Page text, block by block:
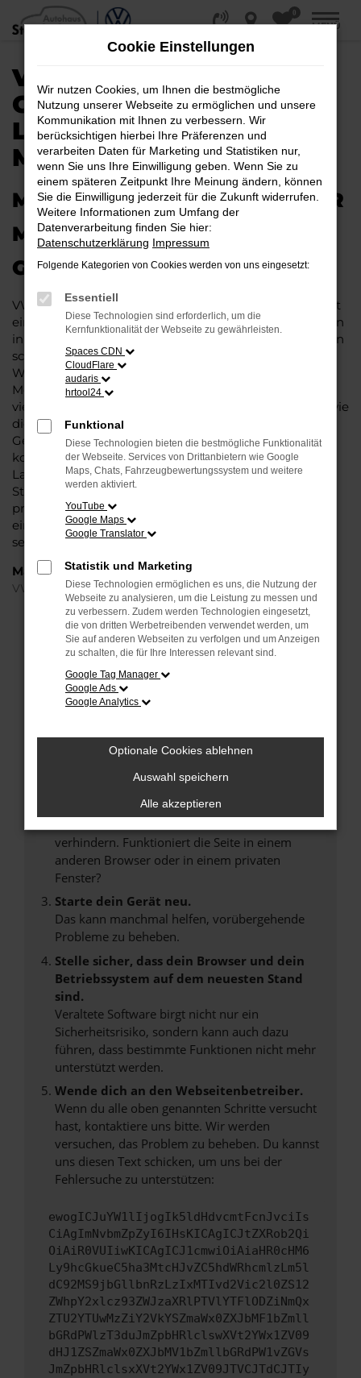
Zum
Hauptinhalt
0
MENÜ
VW ID.5
GEBRAUCHTWAGEN |
LIEFERSERVICE NACH
MÜNSTER
MIT RABATT DURCH MÜNSTER
MIT DEM VW ID.5
GEBRAUCHTWAGEN
VW ID.5 Gebrauchtwagen liegen im Trend und das hat
einen vergleichsweise einfachen Grund. Ob für Fahrten
in und um Münster oder längere Strecken: es existieren
schlichtweg kaum Fahrzeuge, die diesem Modell das
Wasser reichen können. Die Qualität steht in jeder
Modellgeneration außer Frage. Hinzu kommen die
vielfältigen Möglichkeiten einer Individualisierung sowie
die zahlreichen Assistenzsysteme. Ein VW ID.5
Gebrauchtwagen für Münster ist ein Fahrzeug, wie es
kompletter nicht sein könnte und überzeugt durch
Langlebigkeit und einen sehr soliden Werterhalt. Bei
Steinböhmer kommt hinzu, dass Sie sich über einen
preislichen Nachlass freuen dürfen und beim Kauf auf
ein Unternehmen mit mehr als 80 Jahren Erfahrung
setzen.
Marken
VW
FEHLER: NETWORK ERROR
Hier sind ein paar Tipps, die dir helfen können:
Überprüfe deine Firewall und deine
Laden andere Webseiten, zum Beispiel deine
Prüfe deine Browsererweiterungen.
Manche Erweiterungen, wie Werbeblocker,
verhindern. Funktioniert die Seite in einem
anderen Browser oder in einem privaten
Fenster?
Starte dein Gerät neu.
Das kann manchmal helfen, vorübergehende
Probleme zu beheben.
Stelle sicher, dass dein Browser und dein
Betriebssystem auf dem neuesten Stand
sind.
Veraltete Software birgt nicht nur ein
Sicherheitsrisiko, sondern kann auch dazu
führen, dass bestimmte Funktionen nicht mehr
unterstützt werden.
Wende dich an den Webseitenbetreiber.
Wenn du alle oben genannten Schritte versucht
hast, kontaktiere uns bitte. Wir werden
versuchen, das Problem zu beheben. Du kannst
uns diesen Text schicken, um uns bei der
Fehlersuche zu unterstützen:
ewogICJuYW1lIjogIk5ldHdvcmtFcnJvciIs
CiAgImNvbmZpZyI6IHsKICAgICJtZXRob2Qi
OiAiR0VUIiwKICAgICJ1cmwiOiAiaHR0cHM6
Ly9hcGkueC5ha3MtcHJvZC5hdWRhcmlzLm5l
dC92MS9jbGllbnRzLzIxMTIvd2Vic2l0ZS12
ZWhpY2xlcz93ZWJzaXRlPTVlYTFlODZiNmQx
ZTU2YTUwMzZiY2VkYSZmaWx0ZXJbMF1bZmll
bGRdPWlzT3duJmZpbHRlclswXVt2YWx1ZV09
dHJ1ZSZmaWx0ZXJbMV1bZmllbGRdPW1vZGVs
JmZpbHRlclsxXVt2YWx1ZV09JTVCJTdCJTIy
Cookie Einstellungen
Wir nutzen Cookies, um Ihnen die bestmögliche
Nutzung unserer Webseite zu ermöglichen und unsere
Kommunikation mit Ihnen zu verbessern. Wir
berücksichtigen hierbei Ihre Präferenzen und
verarbeiten Daten für Marketing und Statistiken nur,
wenn Sie uns Ihre Einwilligung geben. Wenn Sie zu
einem späteren Zeitpunkt Ihre Meinung ändern, können
Sie die Einwilligung jederzeit für die Zukunft widerrufen.
Weitere Informationen zum Umfang der
Datenverarbeitung finden Sie hier:
Datenschutzerklärung Impressum
Folgende Kategorien von Cookies werden von uns eingesetzt:
Essentiell
Diese Technologien sind erforderlich, um die
Kernfunktionalität der Webseite zu gewährleisten.
Spaces CDN
CloudFlare
audaris
hrtool24
Funktional
Diese Technologien bieten die bestmögliche Funktionalität
der Webseite. Services von Drittanbietern wie Google
Maps, Chats, Fahrzeugbewertungssystem und weitere
werden aktiviert.
YouTube
Google Maps
Google Translator
Statistik und Marketing
Diese Technologien ermöglichen es uns, die Nutzung der
Webseite zu analysieren, um die Leistung zu messen und
zu verbessern. Zudem werden Technologien eingesetzt,
die von dritten Werbetreibenden verwendet werden, um
Sie auf anderen Webseiten zu verfolgen und um Anzeigen
zu schalten, die für Ihre Interessen relevant sind.
Google Tag Manager
Google Ads
Google Analytics
Optionale Cookies ablehnen
Auswahl speichern
Alle akzeptieren